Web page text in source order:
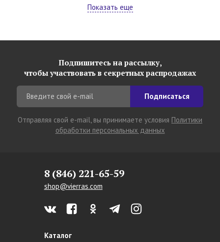
Показать еще
Подпишитесь на рассылку,
чтобы участвовать в секретных распродажах
Подписаться
Отправляя свой e-mail, вы принимаете условия Политики
обработки персональных данных
8 (846) 221-65-59
shop@vierras.com
Каталог